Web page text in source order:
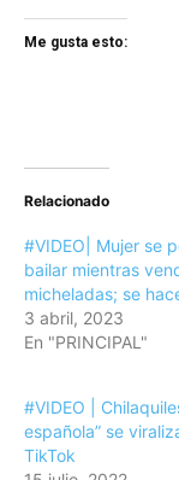
Me gusta esto:
Relacionado
#VIDEO| Mujer se
bailar mientras
micheladas; se
3 abril, 2023
En "PRINCIPAL"
#VIDEO |
española” se
TikTok